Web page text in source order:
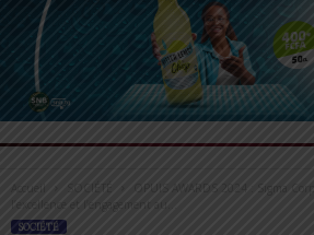
Accueil
OPUIS AWARDS 2024 : Sigma
l’excellence et l’engagement au...
SOCIÉTÉ